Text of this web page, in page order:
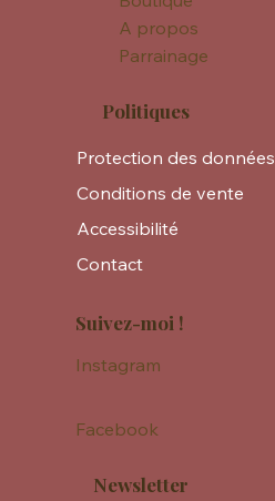
A propos
Parrainage
Politiques
Protection des données
Conditions de vente
Accessibilité
Contact
Suivez-moi !
Instagram
Facebook
Newsletter